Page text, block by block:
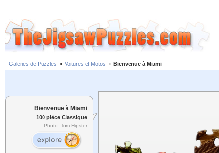
Galeries de Puzzles » Voitures et Motos » Bienvenue à Miami
Bienvenue à Miami
100 pièce Classique
Photo: Tom Hipster